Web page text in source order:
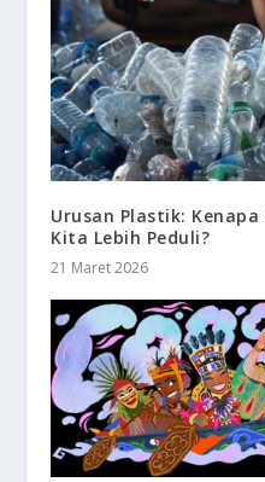
Urusan Plastik:
Kita Lebih Peduli?
21 Maret 2026